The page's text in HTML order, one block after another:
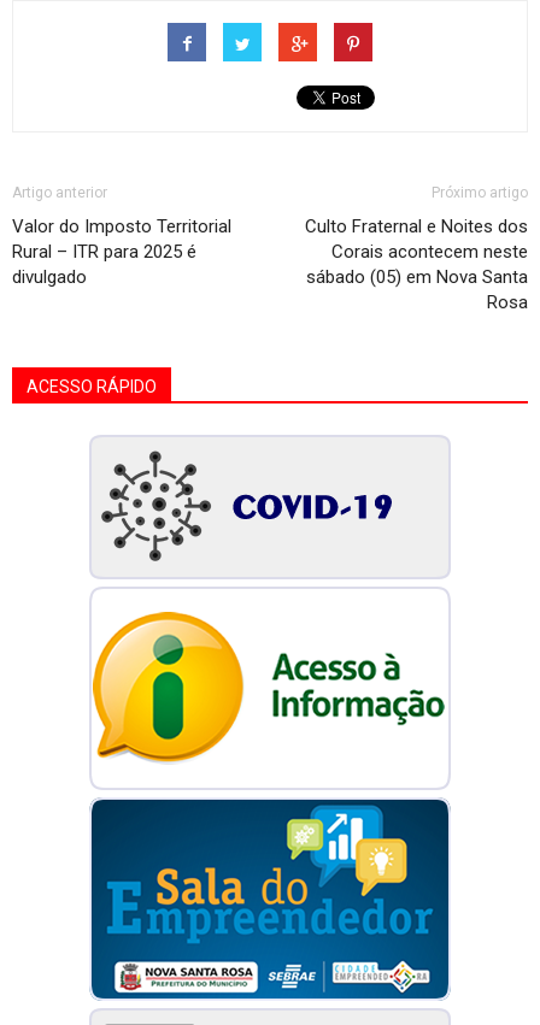
Artigo anterior
Valor do Imposto Territorial
Rural – ITR para 2025 é
divulgado
Próximo artigo
Culto Fraternal e Noites dos
Corais acontecem neste
sábado (05) em Nova Santa
Rosa
ACESSO RÁPIDO